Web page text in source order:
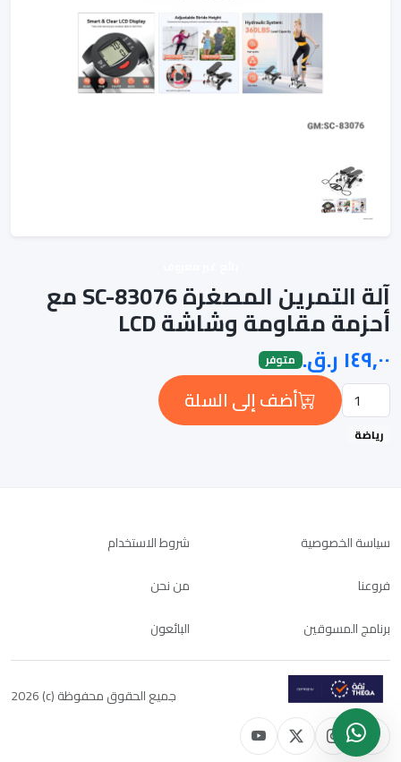
آلة التمرين المصغرة SC-83076 مع
أحزمة مقاومة وشاشة LCD
متوفر
أضف إلى السلة
رياضة
سياسة الخصوصية
شروط الاستخدام
فروعنا
من نحن
برنامج المسوقين
البائعون
جميع الحقوق محفوظة (c) 2026